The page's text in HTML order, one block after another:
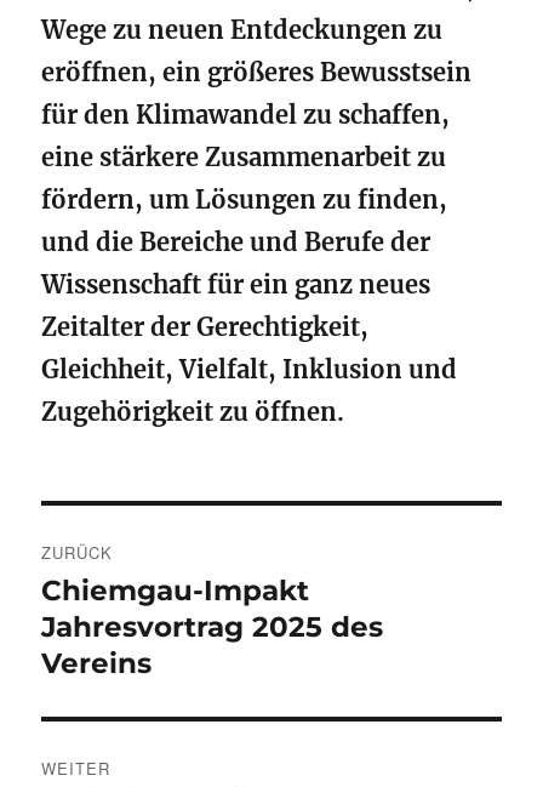
Wege zu neuen Entdeckungen zu
eröffnen, ein größeres Bewusstsein
für den Klimawandel zu schaffen,
eine stärkere Zusammenarbeit zu
fördern, um Lösungen zu finden,
und die Bereiche und Berufe der
Wissenschaft für ein ganz neues
Zeitalter der Gerechtigkeit,
Gleichheit, Vielfalt, Inklusion und
Zugehörigkeit zu öffnen.
ZURÜCK
Vorheriger
Beitrag:
Chiemgau-Impakt
Jahresvortrag 2025 des
Vereins
WEITER